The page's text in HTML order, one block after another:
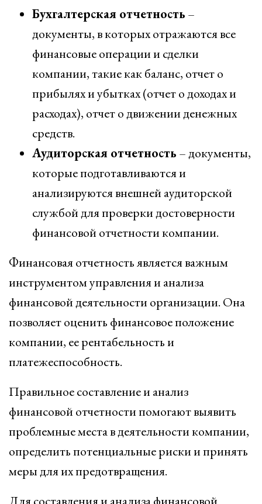
Бухгалтерская отчетность –
документы, в которых отражаются все
финансовые операции и сделки
компании, такие как баланс, отчет о
прибылях и убытках (отчет о доходах и
расходах), отчет о движении денежных
средств.
Аудиторская отчетность – документы,
которые подготавливаются и
анализируются внешней аудиторской
службой для проверки достоверности
финансовой отчетности компании.
Финансовая отчетность является важным
инструментом управления и анализа
финансовой деятельности организации. Она
позволяет оценить финансовое положение
компании, ее рентабельность и
платежеспособность.
Правильное составление и анализ
финансовой отчетности помогают выявить
проблемные места в деятельности компании,
определить потенциальные риски и принять
меры для их предотвращения.